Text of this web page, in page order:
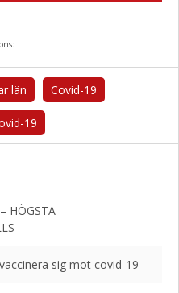
län Covid-19
19
HÖGSTA
sig mot covid-19